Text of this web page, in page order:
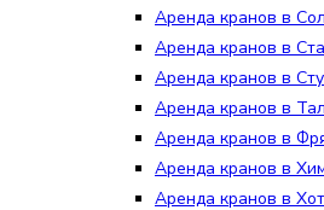
Аренда кранов в
Аренда кранов в
Аренда кранов в
Аренда кранов в
Аренда кранов в
Аренда кранов в
Аренда кранов в